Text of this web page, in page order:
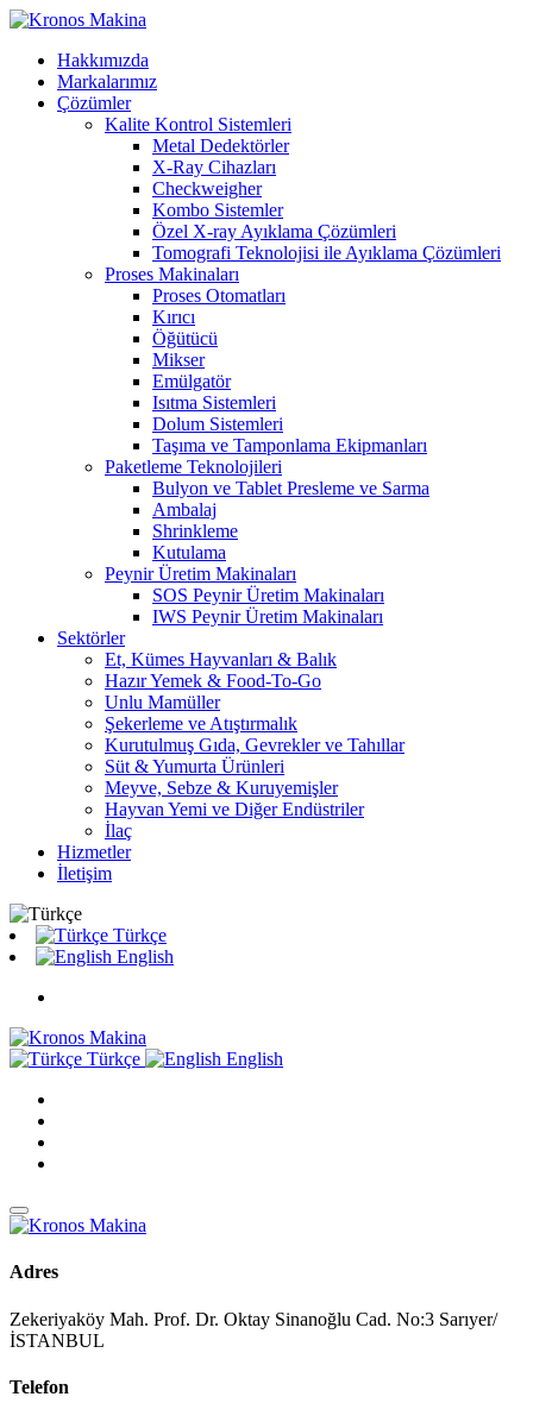
Hakkımızda
Markalarımız
Çözümler
Kalite Kontrol Sistemleri
Metal Dedektörler
X-Ray Cihazları
Checkweigher
Kombo Sistemler
Özel X-ray Ayıklama Çözümleri
Tomografi Teknolojisi ile Ayıklama Çözümleri
Proses Makinaları
Proses Otomatları
Kırıcı
Öğütücü
Mikser
Emülgatör
Isıtma Sistemleri
Dolum Sistemleri
Taşıma ve Tamponlama Ekipmanları
Paketleme Teknolojileri
Bulyon ve Tablet Presleme ve Sarma
Ambalaj
Shrinkleme
Kutulama
Peynir Üretim Makinaları
SOS Peynir Üretim Makinaları
IWS Peynir Üretim Makinaları
Sektörler
Et, Kümes Hayvanları & Balık
Hazır Yemek & Food-To-Go
Unlu Mamüller
Şekerleme ve Atıştırmalık
Kurutulmuş Gıda, Gevrekler ve Tahıllar
Süt & Yumurta Ürünleri
Meyve, Sebze & Kuruyemişler
Hayvan Yemi ve Diğer Endüstriler
İlaç
Hizmetler
İletişim
Türkçe
English
Türkçe English
Adres
Zekeriyaköy Mah. Prof. Dr. Oktay Sinanoğlu Cad. No:3 Sarıyer/
İSTANBUL
Telefon